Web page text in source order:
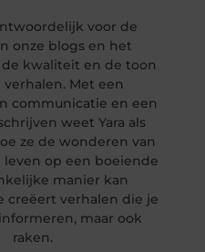
voor de
onze blogs en het
kwaliteit en de toon
verhalen. Met een
communicatie en een
weet Yara als
ze de wonderen van
op een boeiende
manier kan
creëert verhalen die je
maar ook
raken.